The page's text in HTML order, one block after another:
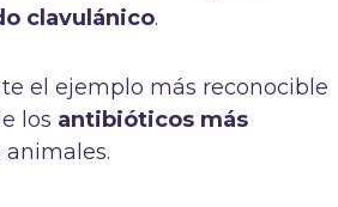
clavulánico.
el ejemplo más reconocible
los antibióticos más